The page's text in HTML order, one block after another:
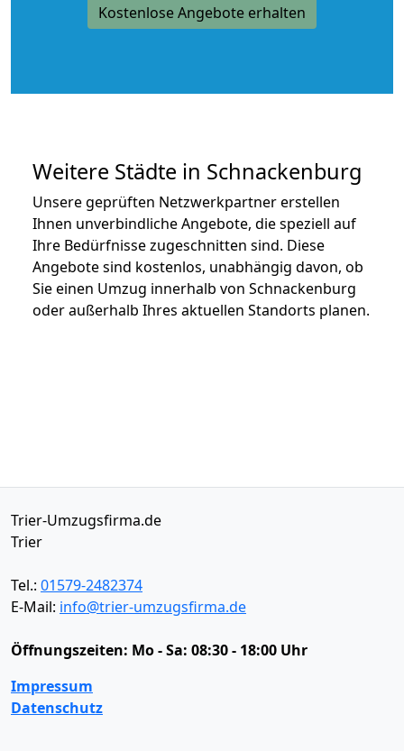
Kostenlose Angebote erhalten
Weitere Städte in Schnackenburg
Unsere geprüften Netzwerkpartner erstellen
Ihnen unverbindliche Angebote, die speziell auf
Ihre Bedürfnisse zugeschnitten sind. Diese
Angebote sind kostenlos, unabhängig davon, ob
Sie einen Umzug innerhalb von Schnackenburg
oder außerhalb Ihres aktuellen Standorts planen.
Trier-Umzugsfirma.de
Trier
Tel.: 01579-2482374
E-Mail: info@trier-umzugsfirma.de
Öffnungszeiten: Mo - Sa: 08:30 - 18:00 Uhr
Impressum
Datenschutz